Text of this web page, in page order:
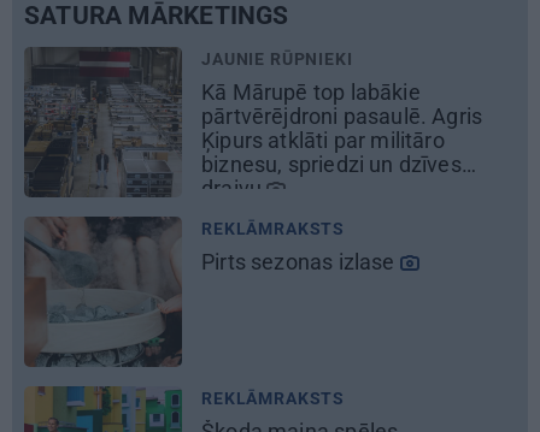
SATURA MĀRKETINGS
REKLĀMRAKSTS
Pieaugušo dzimšanas diena
Rīgā, idejas atmiņā paliekošām
svinībām